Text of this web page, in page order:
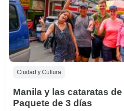
Ciudad y Cultura
Manila y las cataratas
Paquete de 3 días